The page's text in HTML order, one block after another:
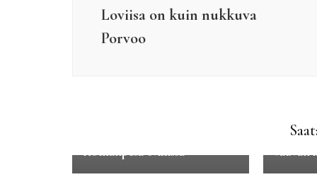
Loviisa on kuin nukkuva
Porvoo
Kotkanpesä-sviitissä
vauvan